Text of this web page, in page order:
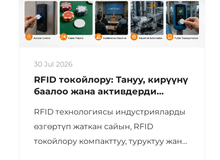
30 Jul 2026
RFID токойлору: Тануу, кирүүнү
баалоо жана активдерди
жана надёждуу чечимдер
RFID технологиясы индустрияларды
өзгөртүп жаткан сайын, RFID
токойлору компакттуу, туруктуу жана